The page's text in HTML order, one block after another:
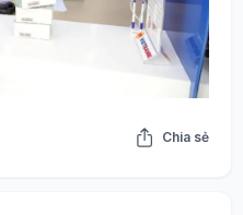
Chia sẻ